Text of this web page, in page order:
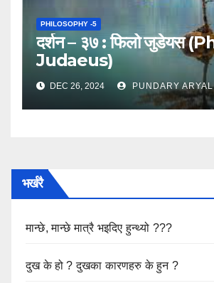
PHILOSOPHY -5
दर्शन – ३७ : फिलो जुडेयस (Philo
Judaeus)
DEC 26, 2024 PUNDARY ARYAL
भर्खरै
मान्छे, मान्छे मात्रै भइदिए हुन्थ्यो ???
दुख के हो ? दुखका कारणहरु के हुन ?